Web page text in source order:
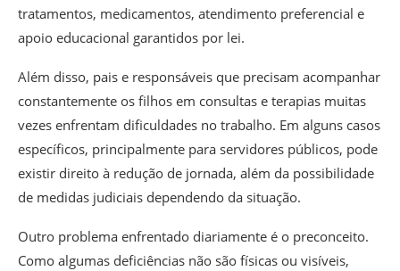
tratamentos, medicamentos, atendimento preferencial e
apoio educacional garantidos por lei.
Além disso, pais e responsáveis que precisam acompanhar
constantemente os filhos em consultas e terapias muitas
vezes enfrentam dificuldades no trabalho. Em alguns casos
específicos, principalmente para servidores públicos, pode
existir direito à redução de jornada, além da possibilidade
de medidas judiciais dependendo da situação.
Outro problema enfrentado diariamente é o preconceito.
Como algumas deficiências não são físicas ou visíveis,